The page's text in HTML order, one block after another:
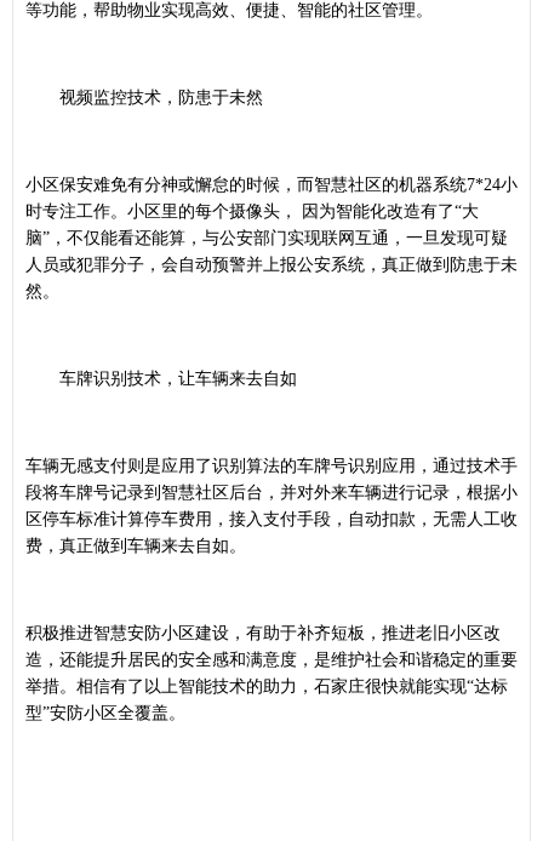
等功能，帮助物业实现高效、便捷、智能的社区管理。
视频监控技术，防患于未然
小区保安难免有分神或懈怠的时候，而智慧社区的机器系统7*24小
时专注工作。小区里的每个摄像头， 因为智能化改造有了“大
脑”，不仅能看还能算，与公安部门实现联网互通，一旦发现可疑
人员或犯罪分子，会自动预警并上报公安系统，真正做到防患于未
然。
车牌识别技术，让车辆来去自如
车辆无感支付则是应用了识别算法的车牌号识别应用，通过技术手
段将车牌号记录到智慧社区后台，并对外来车辆进行记录，根据小
区停车标准计算停车费用，接入支付手段，自动扣款，无需人工收
费，真正做到车辆来去自如。
积极推进智慧安防小区建设，有助于补齐短板，推进老旧小区改
造，还能提升居民的安全感和满意度，是维护社会和谐稳定的重要
举措。相信有了以上智能技术的助力，石家庄很快就能实现“达标
型”安防小区全覆盖。